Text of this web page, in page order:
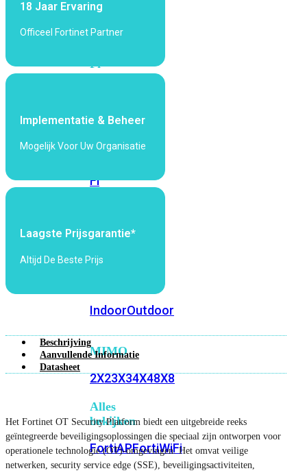
Points
Fi
Fi
Fi
Fi
Wi-
Fi
IndoorOutdoor
MIMO
2X23X34X48X8
Alles
bekijken
FortiAPFortiWiFi
18 Jaar Ervaring
Officeel Fortinet Partner
Implementatie & Beheer
Mogelijk Voor Uw Organisatie
Laagste Prijsgarantie*
Altijd De Beste Prijs
Beschrijving
Aanvullende Informatie
Datasheet
Het Fortinet OT Security Platform biedt een uitgebreide reeks
geïntegreerde beveiligingsoplossingen die speciaal zijn ontworpen voor
operationele technologie (OT)-omgevingen. Het omvat veilige
netwerken, security service edge (SSE), beveiligingsactiviteiten,